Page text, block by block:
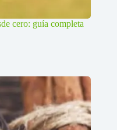
cero: guía completa